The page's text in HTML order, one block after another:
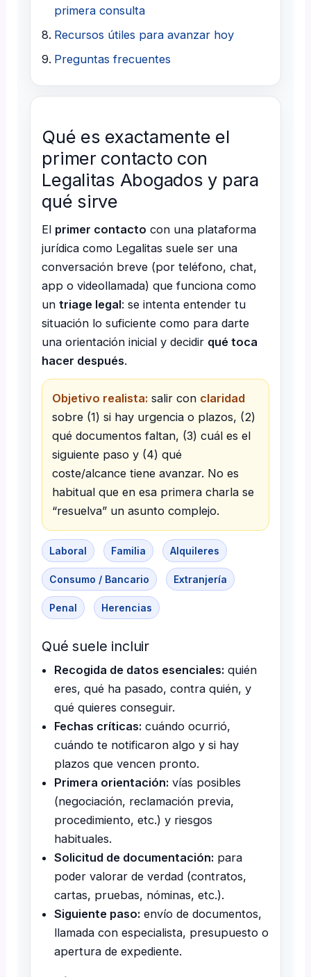
primera consulta
Recursos útiles para avanzar hoy
Preguntas frecuentes
Qué es exactamente el
primer contacto con
Legalitas Abogados y para
qué sirve
El primer contacto con una plataforma
jurídica como Legalitas suele ser una
conversación breve (por teléfono, chat,
app o videollamada) que funciona como
untriage legal: se intenta entender tu
situación lo suficiente como para darte
una orientación inicial y decidir qué toca
hacer después.
Objetivo realista: salir con claridad
sobre (1) si hay urgencia o plazos, (2)
qué documentos faltan, (3) cuál es el
siguiente paso y (4) qué
coste/alcance tiene avanzar. No es
habitual que en esa primera charla se
“resuelva” un asunto complejo.
Laboral Familia Alquileres
Consumo / Bancario Extranjería
Penal Herencias
Qué suele incluir
Recogida de datos esenciales: quién
eres, qué ha pasado, contra quién, y
qué quieres conseguir.
Fechas críticas: cuándo ocurrió,
cuándo te notificaron algo y si hay
plazos que vencen pronto.
Primera orientación: vías posibles
(negociación, reclamación previa,
procedimiento, etc.) y riesgos
habituales.
Solicitud de documentación: para
poder valorar de verdad (contratos,
cartas, pruebas, nóminas, etc.).
Siguiente paso: envío de documentos,
llamada con especialista, presupuesto o
apertura de expediente.